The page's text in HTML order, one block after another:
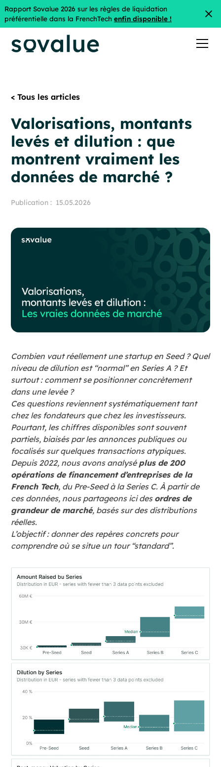
Rapport Sovalue 2026 sur les règles de liquidation
préférentielle dans la FrenchTech enfin disponible !
< Tous les articles
Valorisations, montants
levés et dilution : que
montrent vraiment les
données de marché ?
Publication : 15.05.2026
Combien vaut réellement une startup en Seed ? Quel
niveau de dilution est “normal” en Series A ? Et
surtout : comment se positionner concrètement
dans une levée ?
Ces questions reviennent systématiquement tant
chez les fondateurs que chez les investisseurs.
Pourtant, les chiffres disponibles sont souvent
partiels, biaisés par les annonces publiques ou
focalisés sur quelques transactions atypiques.
Depuis 2022, nous avons analysé plus de 200
opérations de financement d’entreprises de la
French Tech, du Pre-Seed à la Series C. À partir de
ces données, nous partageons ici des ordres de
grandeur de marché, basés sur des distributions
réelles.
L’objectif : donner des repères concrets pour
comprendre où se situe un tour “standard”.